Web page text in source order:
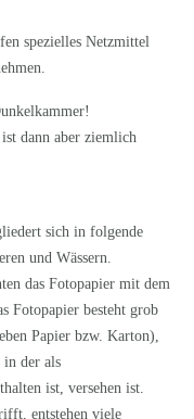
spezielles Netzmittel
dann aber ziemlich
sich in folgende
und Wässern.
das Fotopapier mit dem
Fotopapier besteht grob
Papier bzw. Karton),
in der als
ist, versehen ist.
entstehen viele